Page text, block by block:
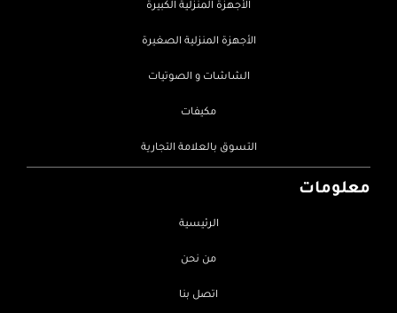
الأجهزة المنزلية الكبيرة
الأجهزة المنزلية الصغيرة
الشاشات و الصوتيات
مكيفات
التسوق بالعلامة التجارية
معلومات
الرئيسية
من نحن
اتصل بنا